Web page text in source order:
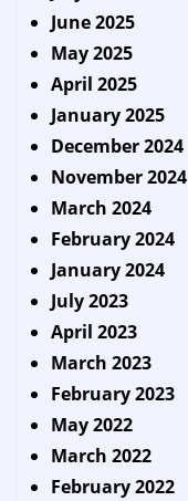
June 2025
May 2025
April 2025
January 2025
December 2024
November 2024
March 2024
February 2024
January 2024
July 2023
April 2023
March 2023
February 2023
May 2022
March 2022
February 2022